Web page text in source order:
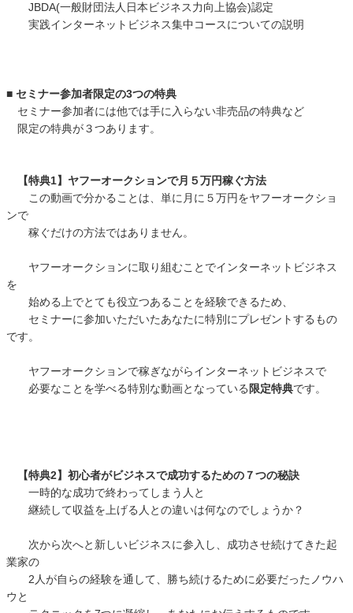
JBDA(一般財団法人日本ビジネス力向上協会)認定
実践インターネットビジネス集中コースについての説明
■ セミナー参加者限定の3つの特典
セミナー参加者には他では手に入らない非売品の特典など
限定の特典が３つあります。
【特典1】ヤフーオークションで月５万円稼ぐ方法
この動画で分かることは、単に月に５万円をヤフーオークショ
ンで
稼ぐだけの方法ではありません。
ヤフーオークションに取り組むことでインターネットビジネス
を
始める上でとても役立つあることを経験できるため、
セミナーに参加いただいたあなたに特別にプレゼントするもの
です。
ヤフーオークションで稼ぎながらインターネットビジネスで
必要なことを学べる特別な動画となっている 限定特典です。
【特典2】初心者がビジネスで成功するための７つの秘訣
一時的な成功で終わってしまう人と
継続して収益を上げる人との違いは何なのでしょうか？
次から次へと新しいビジネスに参入し、成功させ続けてきた起
業家の
2人が自らの経験を通して、勝ち続けるために必要だったノウハ
ウと